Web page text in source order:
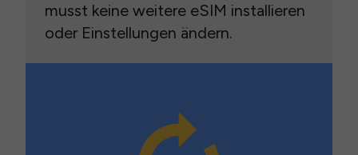
musst keine weitere eSIM installieren
oder Einstellungen ändern.